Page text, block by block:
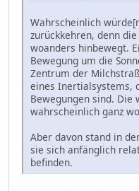
Wahrscheinlich
zurückkehren, denn
woanders hinbewegt.
Bewegung um die
Zentrum der
eines Inertialsystems,
Bewegungen sind. Die
wahrscheinlich ganz
Aber davon stand in
sie sich anfänglich
befinden.